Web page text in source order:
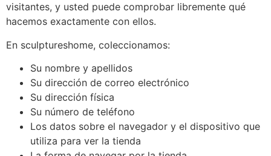
visitantes, y usted puede comprobar libremente qué
hacemos exactamente con ellos.
En sculptureshome, coleccionamos:
Su nombre y apellidos
Su dirección de correo electrónico
Su dirección física
Su número de teléfono
Los datos sobre el navegador y el dispositivo que
utiliza para ver la tienda